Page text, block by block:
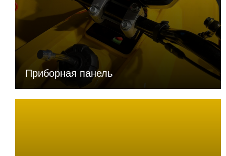
Подвеска задняя
маятниковая с 1
амортизатором
Подвеска передняя
Независимая 2-х
шаровых опорах с 2-я
Приборная панель